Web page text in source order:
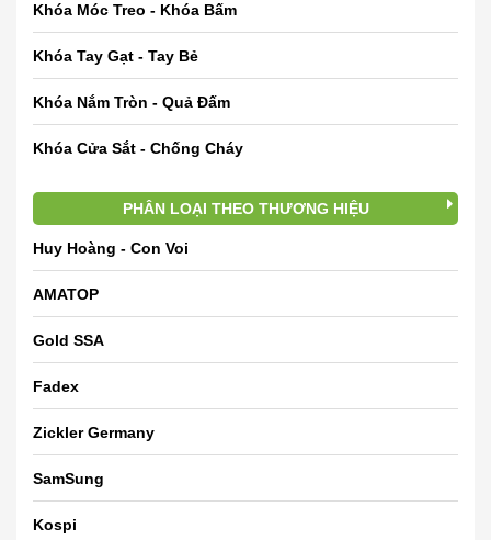
Khóa Móc Treo - Khóa Bấm
Khóa Tay Gạt - Tay Bẻ
Khóa Nắm Tròn - Quả Đấm
Khóa Cửa Sắt - Chống Cháy
PHÂN LOẠI THEO THƯƠNG HIỆU
Huy Hoàng - Con Voi
AMATOP
Gold SSA
Fadex
Zickler Germany
SamSung
Kospi